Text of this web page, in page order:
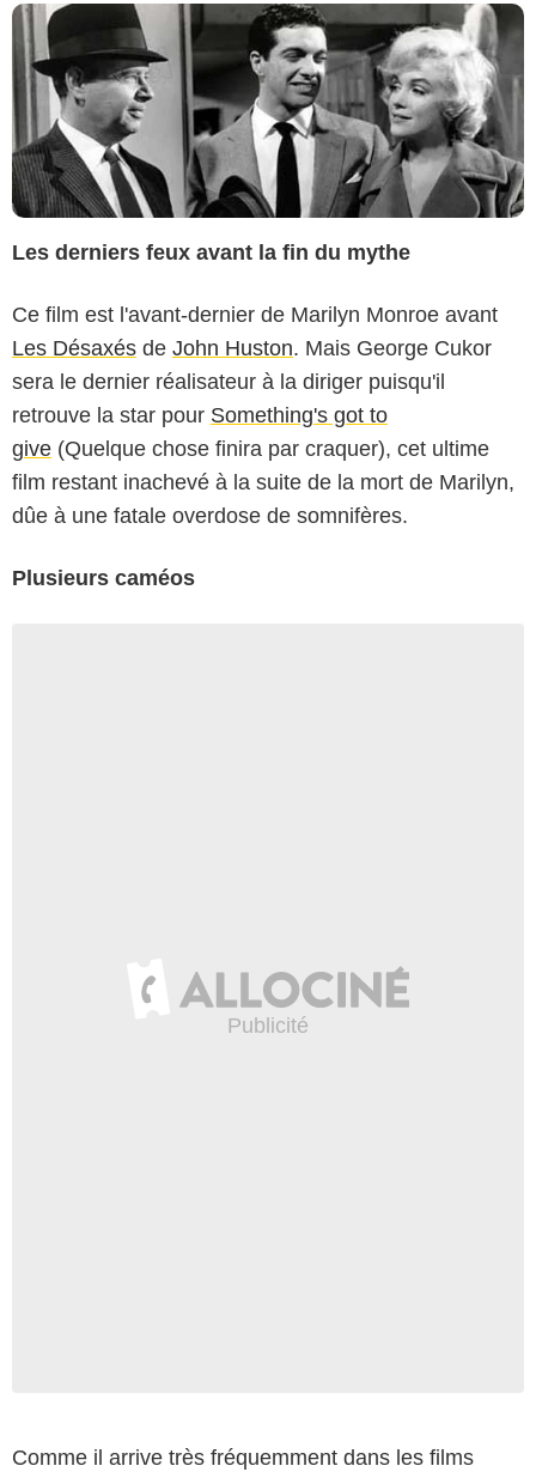
Les derniers feux avant la fin du mythe
Ce film est l'avant-dernier de Marilyn Monroe avant
Les Désaxés de John Huston. Mais George Cukor
sera le dernier réalisateur à la diriger puisqu'il
retrouve la star pour Something's got to
give (Quelque chose finira par craquer), cet ultime
film restant inachevé à la suite de la mort de Marilyn,
dûe à une fatale overdose de somnifères.
Plusieurs caméos
Comme il arrive très fréquemment dans les films
D.R.